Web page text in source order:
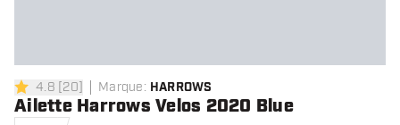
4.8 étoiles de notation
4.8 [20] Marque: HARROWS
Ailette Harrows Velos 2020 Blue